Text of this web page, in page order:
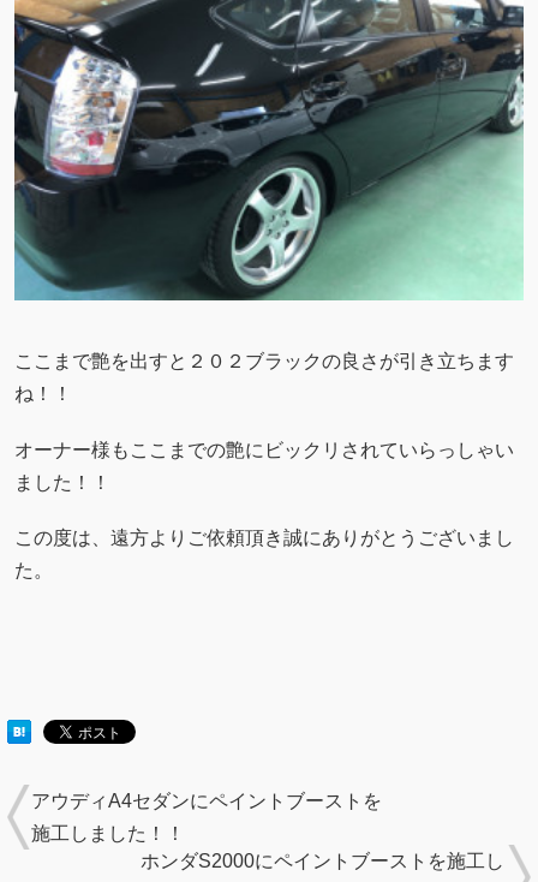
ここまで艶を出すと２０２ブラックの良さが引き立ちます
ね！！
オーナー様もここまでの艶にビックリされていらっしゃい
ました！！
この度は、遠方よりご依頼頂き誠にありがとうございまし
た。
アウディA4セダンにペイントブーストを
施工しました！！
ホンダS2000にペイントブーストを施工し